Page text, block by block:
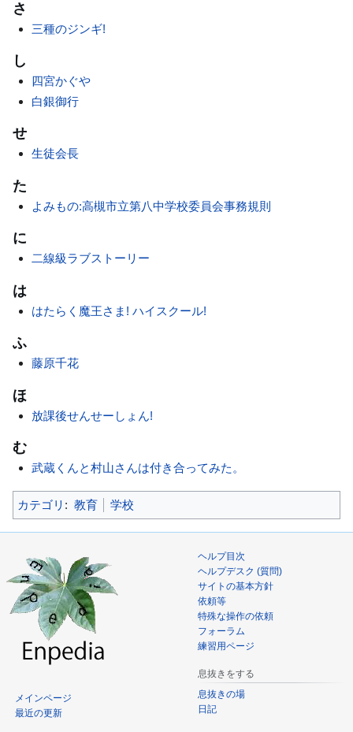
さ
三種のジンギ!
し
四宮かぐや
白銀御行
せ
生徒会長
た
よみもの:高槻市立第八中学校委員会事務規則
に
二線級ラブストーリー
は
はたらく魔王さま! ハイスクール!
ふ
藤原千花
ほ
放課後せんせーしょん!
む
武蔵くんと村山さんは付き合ってみた。
カテゴリ : 教育 学校
メインページ
最近の更新
ヘルプ目次
ヘルプデスク (質問)
サイトの基本方針
依頼等
特殊な操作の依頼
フォーラム
練習用ページ
息抜きをする
息抜きの場
日記